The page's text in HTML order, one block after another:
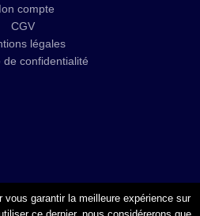
compte
CGV
légales
de confidentialité
garantir la meilleure expérience sur